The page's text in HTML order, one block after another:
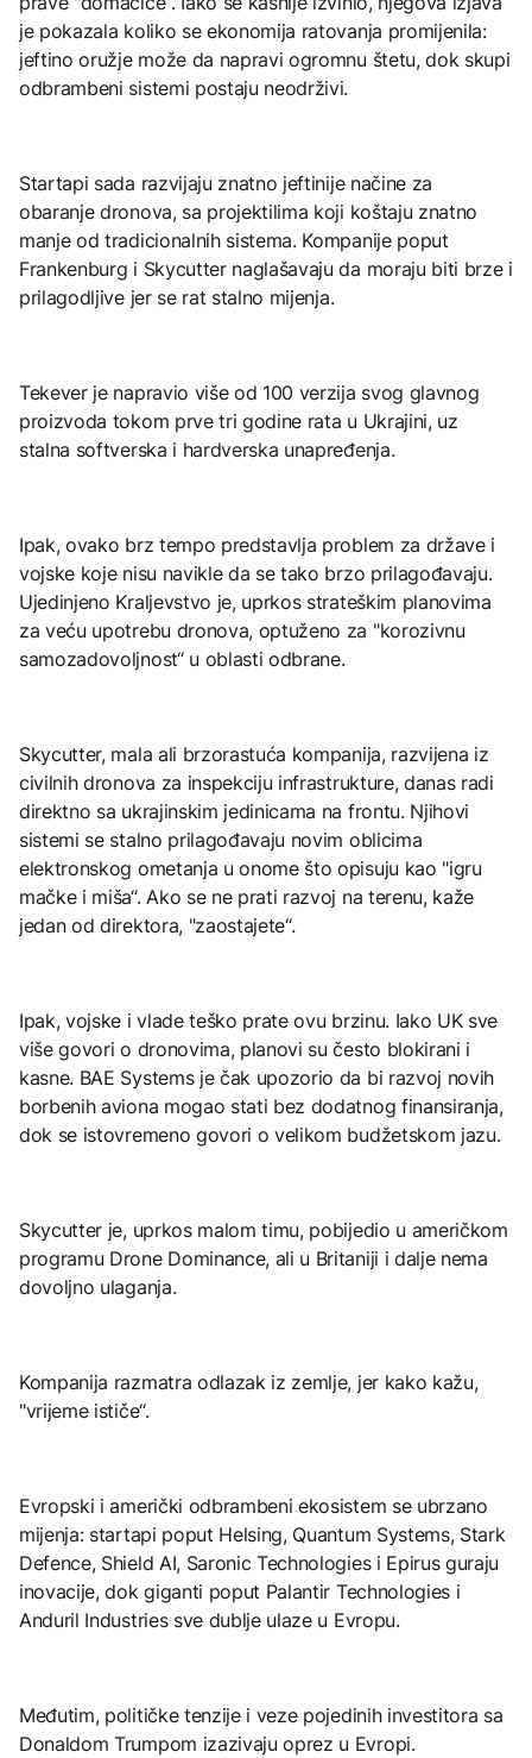
je pokazala koliko se ekonomija ratovanja promijenila:
jeftino oružje može da napravi ogromnu štetu, dok skupi
odbrambeni sistemi postaju neodrživi.
Startapi sada razvijaju znatno jeftinije načine za
obaranje dronova, sa projektilima koji koštaju znatno
manje od tradicionalnih sistema. Kompanije poput
Frankenburg i Skycutter naglašavaju da moraju biti brze i
prilagodljive jer se rat stalno mijenja.
Tekever je napravio više od 100 verzija svog glavnog
proizvoda tokom prve tri godine rata u Ukrajini, uz
stalna softverska i hardverska unapređenja.
Ipak, ovako brz tempo predstavlja problem za države i
vojske koje nisu navikle da se tako brzo prilagođavaju.
Ujedinjeno Kraljevstvo je, uprkos strateškim planovima
za veću upotrebu dronova, optuženo za "korozivnu
samozadovoljnost“ u oblasti odbrane.
Skycutter, mala ali brzorastuća kompanija, razvijena iz
civilnih dronova za inspekciju infrastrukture, danas radi
direktno sa ukrajinskim jedinicama na frontu. Njihovi
sistemi se stalno prilagođavaju novim oblicima
elektronskog ometanja u onome što opisuju kao "igru
mačke i miša“. Ako se ne prati razvoj na terenu, kaže
jedan od direktora, "zaostajete“.
Ipak, vojske i vlade teško prate ovu brzinu. Iako UK sve
više govori o dronovima, planovi su često blokirani i
kasne. BAE Systems je čak upozorio da bi razvoj novih
borbenih aviona mogao stati bez dodatnog finansiranja,
dok se istovremeno govori o velikom budžetskom jazu.
Skycutter je, uprkos malom timu, pobijedio u američkom
programu Drone Dominance, ali u Britaniji i dalje nema
dovoljno ulaganja.
Kompanija razmatra odlazak iz zemlje, jer kako kažu,
"vrijeme ističe“.
Evropski i američki odbrambeni ekosistem se ubrzano
mijenja: startapi poput Helsing, Quantum Systems, Stark
Defence, Shield AI, Saronic Technologies i Epirus guraju
inovacije, dok giganti poput Palantir Technologies i
Anduril Industries sve dublje ulaze u Evropu.
Međutim, političke tenzije i veze pojedinih investitora sa
Donaldom Trumpom izazivaju oprez u Evropi.